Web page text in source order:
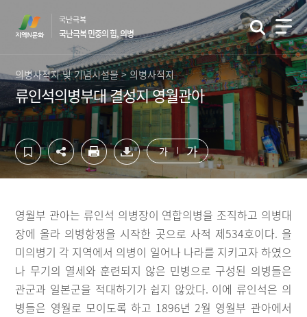
역
바
로
가
기
바
로
가
기
국난극복
국난극복 민중의 힘, 의병
의병사적지 및 기념시설물 > 의병사적지
류인석의병부대 결성지 영월관아
가 가
영월부 관아는 류인석 의병장이 연합의병을 조직하고 의병대
장에 올라 의병항쟁을 시작한 곳으로 사적 제534호이다. 을
미의병기 각 지역에서 의병이 일어나 나라를 지키고자 하였으
나 무기의 열세와 훈련되지 않은 민병으로 구성된 의병들은
관군과 일본군을 적대하기가 쉽지 않았다. 이에 류인석은 의
병들은 영월로 모이도록 하고 1896년 2월 영월부 관아에서